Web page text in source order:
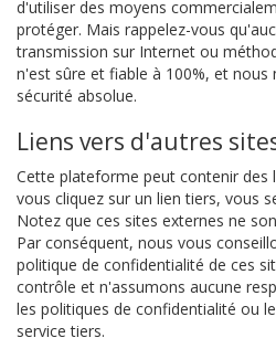
d'utiliser des moyens
protéger. Mais rappelez-vous
transmission sur Internet ou
n'est sûre et fiable à 100%, et nous
sécurité absolue.
Liens vers d'autres
Cette plateforme peut contenir des
vous cliquez sur un lien tiers, vous
Notez que ces sites externes ne
Par conséquent, nous vous
politique de confidentialité de ces
contrôle et n'assumons aucune
les politiques de confidentialité ou
service tiers.